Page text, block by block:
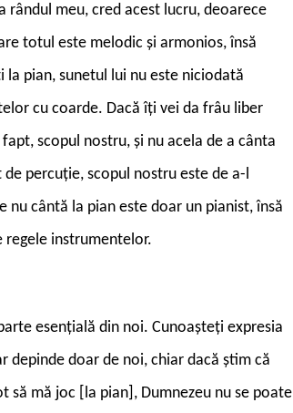
meu, cred acest lucru, deoarece
totul este melodic și armonios, însă
pian, sunetul lui nu este niciodată
cu coarde. Dacă îți vei da frâu liber
scopul nostru, și nu acela de a cânta
percuție, scopul nostru este de a-l
cântă la pian este doar un pianist, însă
regele instrumentelor.
esențială din noi. Cunoașteți expresia
depinde doar de noi, chiar dacă știm că
să mă joc [la pian], Dumnezeu nu se poate